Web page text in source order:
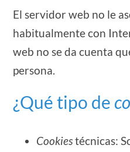
El servidor web no le
habitualmente con
web no se da cuenta
persona.
¿Qué tipo de
Cookiestécnicas: